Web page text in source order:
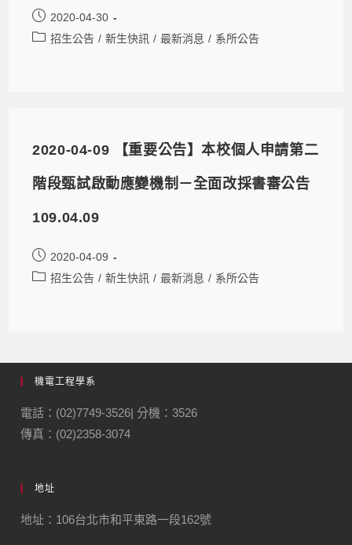
2020-04-30
招生公告 / 新生快訊 / 最新消息 / 系所公告
2020-04-09 【重要公告】本校個人申請第二
階段甄試啟動應變機制－全面改採書審公告
109.04.09
2020-04-09
招生公告 / 新生快訊 / 最新消息 / 系所公告
機電工程學系
電話：(02)7749-3526| 分機：3526
傳真：(02)2358-3074
地址
地址：106台北市和平東路一段162號